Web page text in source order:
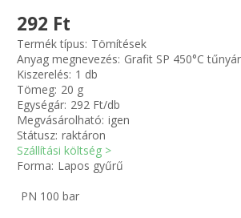
SIMÍTÓZÁRAS TASAK
292 Ft
Termék típus: Tömítések
Anyag megnevezés: Grafit SP 450°C
Kiszerelés: 1 db
Tömeg: 20 g
Egységár: 292 Ft/db
Megvásárolható: igen
Státusz: raktáron
Szállítási költség >
Forma: Lapos gyűrű
PN 100 bar